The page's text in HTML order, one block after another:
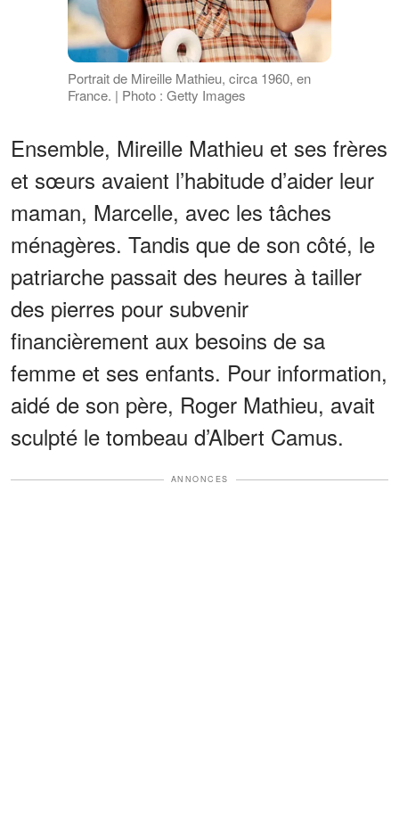
Portrait de Mireille Mathieu, circa 1960, en
France. | Photo : Getty Images
Ensemble, Mireille Mathieu et ses frères
et sœurs avaient l’habitude d’aider leur
maman, Marcelle, avec les tâches
ménagères. Tandis que de son côté, le
patriarche passait des heures à tailler
des pierres pour subvenir
financièrement aux besoins de sa
femme et ses enfants. Pour information,
aidé de son père, Roger Mathieu, avait
sculpté le tombeau d’Albert Camus.
ANNONCES